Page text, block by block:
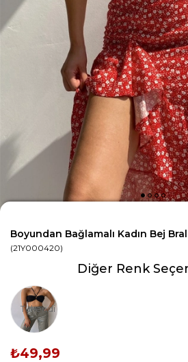
Boyundan Bağlamalı Kadın Bej
(21Y000420)
Diğer Renk
Tükendi
₺49,99